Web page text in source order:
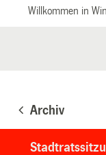
Willkommen in
Archiv